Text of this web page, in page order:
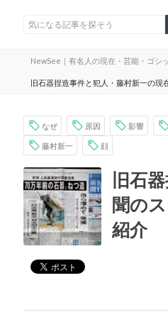
NewSee｜有名人の現在・芸能・ゴシ
旧石器捏造事件と犯人・藤村新一の現
なぜ 原因 影響
藤村新一 顔
旧石
聞の
紹介